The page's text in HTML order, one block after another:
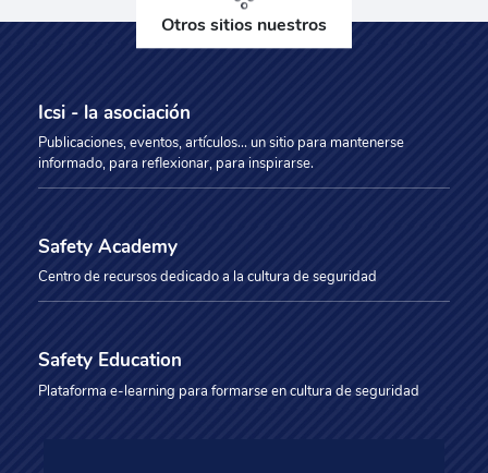
Otros sitios nuestros
Icsi - la asociación
Publicaciones, eventos, artículos... un sitio para mantenerse
informado, para reflexionar, para inspirarse.
Safety Academy
Centro de recursos dedicado a la cultura de seguridad
Safety Education
Plataforma e-learning para formarse en cultura de seguridad